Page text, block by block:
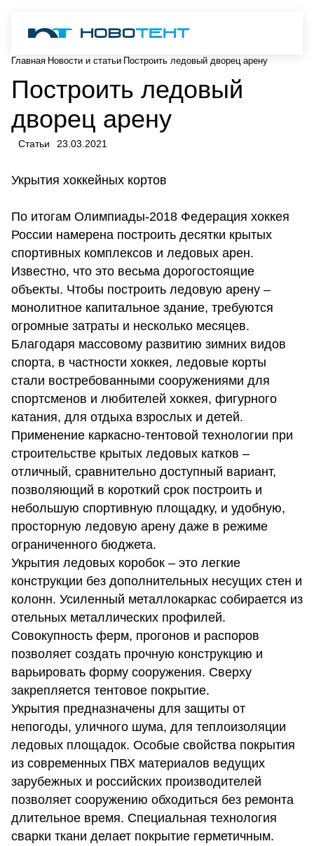
Главная Новости и статьи Построить ледовый дворец арену
Построить ледовый
дворец арену
Статьи 23.03.2021
Укрытия хоккейных кортов
По итогам Олимпиады-2018 Федерация хоккея
России намерена построить десятки крытых
спортивных комплексов и ледовых арен.
Известно, что это весьма дорогостоящие
объекты. Чтобы построить ледовую арену –
монолитное капитальное здание, требуются
огромные затраты и несколько месяцев.
Благодаря массовому развитию зимних видов
спорта, в частности хоккея, ледовые корты
стали востребованными сооружениями для
спортсменов и любителей хоккея, фигурного
катания, для отдыха взрослых и детей.
Применение каркасно-тентовой технологии при
строительстве крытых ледовых катков –
отличный, сравнительно доступный вариант,
позволяющий в короткий срок построить и
небольшую спортивную площадку, и удобную,
просторную ледовую арену даже в режиме
ограниченного бюджета.
Укрытия ледовых коробок – это легкие
конструкции без дополнительных несущих стен и
колонн. Усиленный металлокаркас собирается из
отельных металлических профилей.
Совокупность ферм, прогонов и распоров
позволяет создать прочную конструкцию и
варьировать форму сооружения. Сверху
закрепляется тентовое покрытие.
Укрытия предназначены для защиты от
непогоды, уличного шума, для теплоизоляции
ледовых площадок. Особые свойства покрытия
из современных ПВХ материалов ведущих
зарубежных и российских производителей
позволяет сооружению обходиться без ремонта
длительное время. Специальная технология
сварки ткани делает покрытие герметичным.